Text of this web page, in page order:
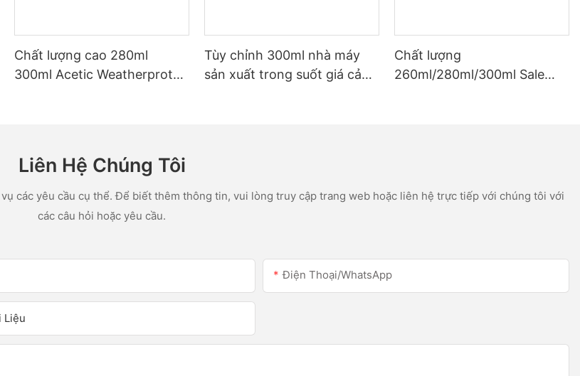
Chất lượng cao 280ml
300ml Acetic Weatherprot
Tùy chỉnh 300ml nhà máy
sản xuất trong suốt giá cả
Chất lượng
260ml/280ml/300ml Sale
Liên Hệ Chúng Tôi
các yêu cầu cụ thể. Để biết thêm thông tin, vui lòng truy cập trang web hoặc liên hệ trực tiếp với chúng tôi với
các câu hỏi hoặc yêu cầu.
Điện Thoại/WhatsApp
Liệu